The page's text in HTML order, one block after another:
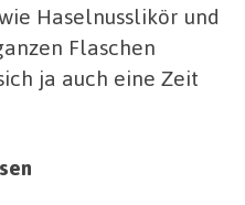
Haselnusslikör und
Flaschen
ja auch eine Zeit